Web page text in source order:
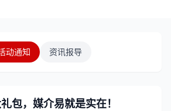
动通知 资讯报导
包，媒介易就是实在！